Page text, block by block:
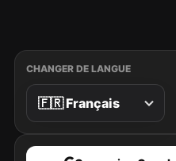
CHANGER DE LANGUE